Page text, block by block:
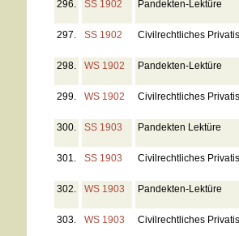
296. SS 1902 Pandekten-Lektüre
297. SS 1902 Civilrechtliches
298. WS 1902 Pandekten-Lektüre
299. WS 1902 Civilrechtliches
300. SS 1903 Pandekten Lektüre
301. SS 1903 Civilrechtliches
302. WS 1903 Pandekten-Lektüre
303. WS 1903 Civilrechtliches